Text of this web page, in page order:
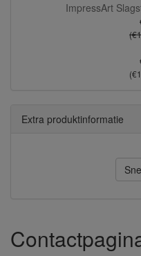
ImpressArt
Extra produktinformatie